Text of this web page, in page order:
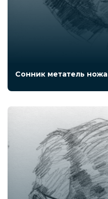
Сонник метатель ножа